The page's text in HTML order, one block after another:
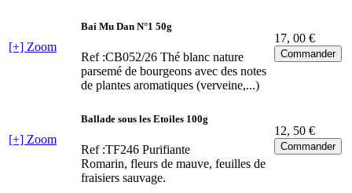
[+] Zoom
Bai Mu Dan N°1 50g
Ref :CB052/26 Thé blanc nature
parsemé de bourgeons avec des notes
de plantes aromatiques (verveine,...)
17, 00 €
[+] Zoom
Ballade sous les Etoiles 100g
Ref :TF246 Purifiante
Romarin, fleurs de mauve, feuilles de
fraisiers sauvage.
12, 50 €